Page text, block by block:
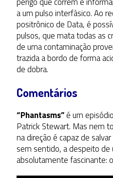
a um pulso interfásico. Ao
positrônico de Data, é
pulsos, que mata todas as
de uma contaminação
trazida a bordo de forma
de dobra.
Comentários
“Phantasms”é um
Patrick Stewart. Mas nem
na direção é capaz de
sem sentido, a despeito
absolutamente fascinante: